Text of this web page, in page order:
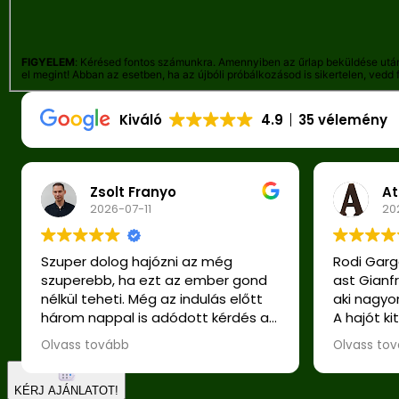
FIGYELEM: Kérésed fontos számunkra. Amennyiben az űrlap beküldése
el megint! Abban az esetben, ha az újbóli próbálkozásod is sikertelen,
Kiváló 4.9 35 vélemény
Zsolt Franyo
2026-07-11
Szuper dolog hajózni az még
szuperebb, ha ezt az ember gond
nélkül teheti. Még az indulás előtt
három nappal is adódott kérdés a
külföldi bázishoz, gyors és részletes
volt a szervezés, értenek hozzá,
nem ma kezdték :)
Olvass tovább
Rodi
ast
aki
A hajót
adtuk
Csak jót
Olvass
KÉRJ AJÁNLATOT!